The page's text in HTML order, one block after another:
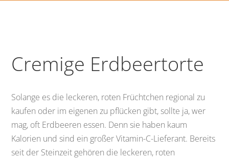
Cremige Erdbeertorte
Solange es die leckeren, roten Früchtchen regional zu
kaufen oder im eigenen zu pflücken gibt, sollte ja, wer
mag, oft Erdbeeren essen. Denn sie haben kaum
Kalorien und sind ein großer Vitamin-C-Lieferant. Bereits
seit der Steinzeit gehören die leckeren, roten